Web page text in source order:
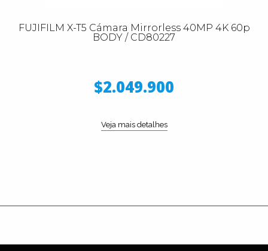
FUJIFILM X-T5 Cámara Mirrorless 40MP 4K 60p
BODY / CD80227
$2.049.900
Veja mais detalhes